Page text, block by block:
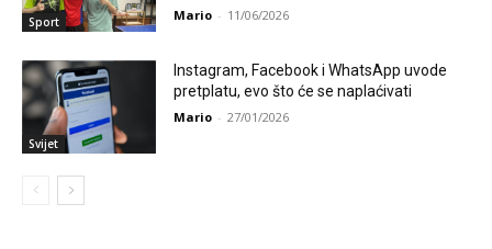
Sport Mario - 11/06/2026
Svijet
Instagram, Facebook i WhatsApp uvode
pretplatu, evo što će se naplaćivati
Mario - 27/01/2026